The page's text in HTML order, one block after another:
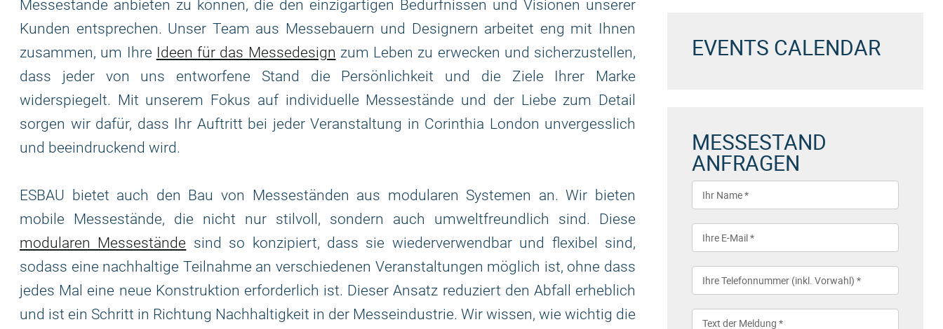
Messestände anbieten zu können, die den einzigartigen Bedürfnissen und Visionen unserer
Kunden entsprechen. Unser Team aus Messebauern und Designern arbeitet eng mit Ihnen
zusammen, um Ihre Ideen für das Messedesign zum Leben zu erwecken und sicherzustellen,
dass jeder von uns entworfene Stand die Persönlichkeit und die Ziele Ihrer Marke
widerspiegelt. Mit unserem Fokus auf individuelle Messestände und der Liebe zum Detail
sorgen wir dafür, dass Ihr Auftritt bei jeder Veranstaltung in Corinthia London unvergesslich
und beeindruckend wird.
ESBAU bietet auch den Bau von Messeständen aus modularen Systemen an. Wir bieten
mobile Messestände, die nicht nur stilvoll, sondern auch umweltfreundlich sind. Diese
modularen Messestände sind so konzipiert, dass sie wiederverwendbar und flexibel sind,
sodass eine nachhaltige Teilnahme an verschiedenen Veranstaltungen möglich ist, ohne dass
jedes Mal eine neue Konstruktion erforderlich ist. Dieser Ansatz reduziert den Abfall erheblich
und ist ein Schritt in Richtung Nachhaltigkeit in der Messeindustrie. Wir wissen, wie wichtig die
EVENTS CALENDAR
MESSESTAND
ANFRAGEN